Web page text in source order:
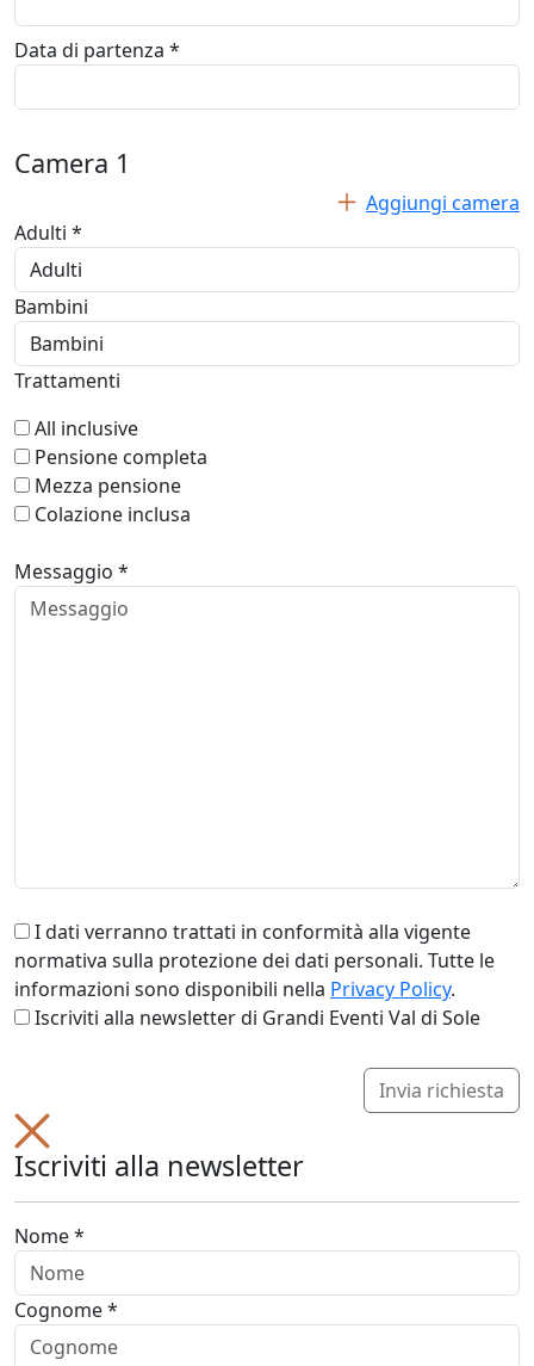
Data di partenza *
Camera 1
Aggiungi camera
Adulti *
Bambini
Trattamenti
All inclusive
Pensione completa
Mezza pensione
Colazione inclusa
Messaggio *
I dati verranno trattati in conformità alla vigente
normativa sulla protezione dei dati personali. Tutte le
informazioni sono disponibili nella Privacy Policy.
Iscriviti alla newsletter di Grandi Eventi Val di Sole
Invia richiesta
Iscriviti alla newsletter
Nome *
Cognome *